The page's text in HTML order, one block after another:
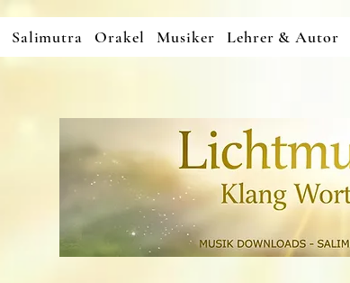
Salimutra Orakel Musiker Lehrer & Autor